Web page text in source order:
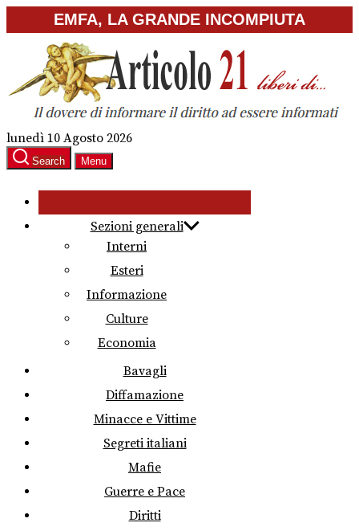
to
content
EMFA, LA GRANDE INCOMPIUTA
lunedì 10 Agosto 2026
Search Menu
Sezioni generali
Interni
Esteri
Informazione
Culture
Economia
Bavagli
Diffamazione
Minacce e Vittime
Segreti italiani
Mafie
Guerre e Pace
Diritti